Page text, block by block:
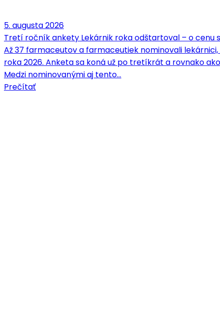
5. augusta 2026
Tretí ročník ankety Lekárnik roka odštartoval – o cenu
Až 37 farmaceutov a farmaceutiek nominovali
roka 2026. Anketa sa koná už po tretíkrát a rovnako
Medzi nominovanými aj tento…
Prečítať